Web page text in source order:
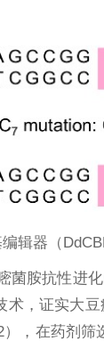
辑器（
胺抗性进
，证实大
，在药剂筛